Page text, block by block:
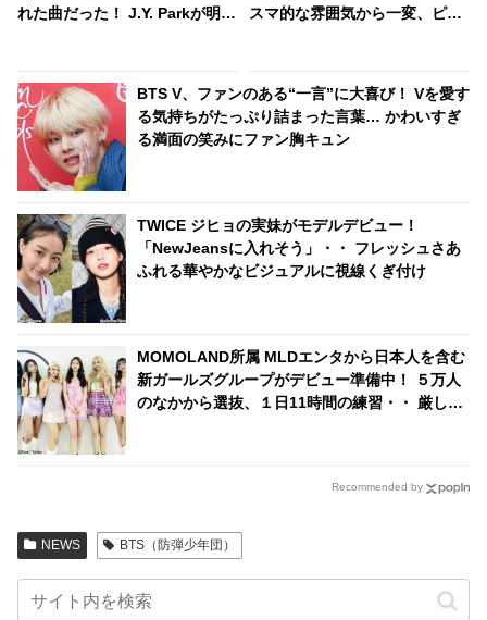
れた曲だった！ J.Y. Parkが明か
ちの友情に敬意を表す
スマ的な雰囲気から一変、ピュ
BTS V、ファンのある“一言”に大喜び！ Vを愛す
る気持ちがたっぷり詰まった言葉… かわいすぎ
る満面の笑みにファン胸キュン
TWICE ジヒョの実妹がモデルデビュー！
「NewJeansに入れそう」・・ フレッシュさあ
ふれる華やかなビジュアルに視線くぎ付け
MOMOLAND所属 MLDエンタから日本人を含む
新ガールズグループがデビュー準備中！ ５万人
のなかから選抜、１日11時間の練習・・ 厳しい
Recommended by
NEWS BTS（防弾少年団）